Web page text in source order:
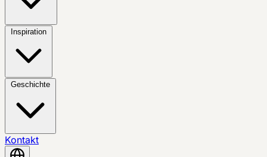
Inspiration
Geschichte
Kontakt